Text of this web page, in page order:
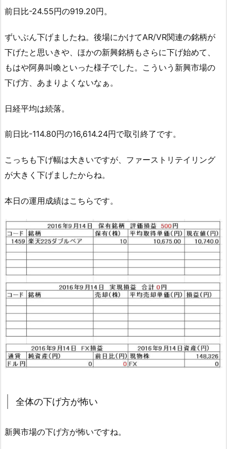
前日比-24.55円の919.20円。
ずいぶん下げましたね。後場にかけてAR/VR関連の銘柄が
下げたと思いきや、ほかの新興銘柄もさらに下げ始めて、
もはや阿鼻叫喚といった様子でした。こういう新興市場の
下げ方、あまりよくないなぁ。
日経平均は続落。
前日比-114.80円の16,614.24円で取引終了です。
こっちも下げ幅は大きいですが、ファーストリテイリング
が大きく下げましたからね。
本日の運用成績はこちらです。
全体の下げ方が怖い
新興市場の下げ方が怖いですね。